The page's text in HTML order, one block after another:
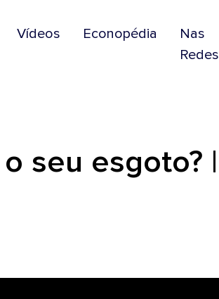
Vídeos Econopédia
Nas
Redes
seu esgoto? |